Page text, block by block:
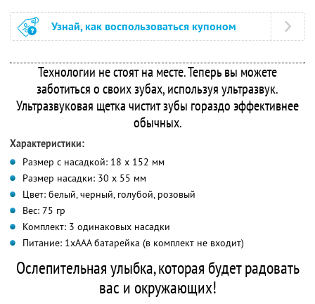
Узнай, как воспользоваться купоном
Технологии не стоят на месте. Теперь вы можете
заботиться о своих зубах, используя ультразвук.
Ультразвуковая щетка чистит зубы гораздо эффективнее
обычных.
Характеристики:
Размер с насадкой: 18 х 152 мм
Размер насадки: 30 х 55 мм
Цвет: белый, черный, голубой, розовый
Вес: 75 гр
Комплект: 3 одинаковых насадки
Питание: 1хААА батарейка (в комплект не входит)
Ослепительная улыбка, которая будет радовать
вас и окружающих!